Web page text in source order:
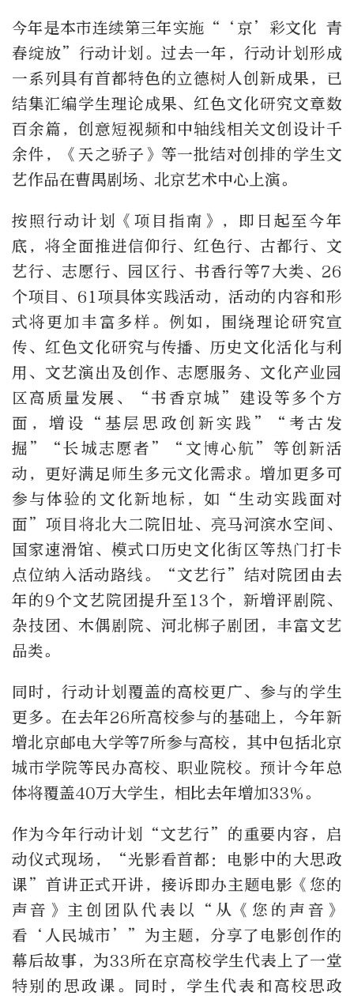
今年是本市连续第三年实施 “‘ 京’ 彩文化 青
春绽放” 行动计划。过去一年，行动计划形成
一系列具有首都特色的立德树人创新成果，已
结集汇编学生理论成果、红色文化研究文章数
百余篇，创意短视频和中轴线相关文创设计千
余件，《天之骄子》等一批结对创排的学生文
艺作品在曹禺剧场、北京艺术中心上演。
按照行动计划《项目指南》，即日起至今年
底，将全面推进信仰行、红色行、古都行、文
艺行、志愿行、园区行、书香行等7大类、 26
个项目、 61 项具体实践活动，活动的内容和形
式将更加丰富多样。例如，围绕理论研究宣
传、红色文化研究与传播、历史文化活化与利
用、文艺演出及创作、志愿服务、文化产业园
区高质量发展、
“书香京城 ”
建设等多个方
面，增设
“ 基层思政创新实践 ”“ 考古发
掘 ”“长城志愿者 ”“ 文博心航 ” 等创新活
动，更好满足师生多元文化需求。增加更多可
参与体验的文化新地标，如
“ 生动实践面对
面” 项目将北大二院旧址、亮马河滨水空间、
国家速滑馆、模式口历史文化街区等热门打卡
点位纳入活动路线。
“文艺行” 结对院团由去
年的9个文艺院团提升至 13个，新增评剧院、
杂技团、木偶剧院、河北梆子剧团，丰富文艺
品类。
同时，行动计划覆盖的高校更广、参与的学生
更多。在去年26所高校参与的基础上，今年新
增北京邮电大学等7所参与高校，其中包括北京
城市学院等民办高校、职业院校。预计今年总
体将覆盖40万大学生，相比去年增加33%。
作为今年行动计划 “文艺行” 的重要内容，启
动仪式现场，
“光影看首都：电影中的大思政
课” 首讲正式开讲，接诉即办主题电影《您的
声音》主创团队代表以“从《您的声音》
看 ‘ 人民城市’”为主题，分享了电影创作的
幕后故事，为33所在京高校学生代表上了一堂
特别的思政课。同时，学生代表和高校思政